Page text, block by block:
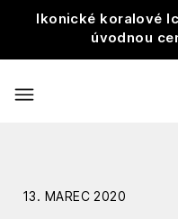
Ikonické koralové
úvodnou
13. MAREC 2020